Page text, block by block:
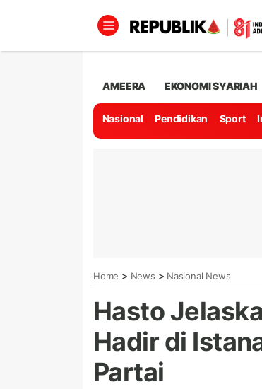
AMEERA EKONOMI SYARIAH
Nasional Pendidikan Sport
Home > News > Nasional News
Hasto
Hadir di
Partai